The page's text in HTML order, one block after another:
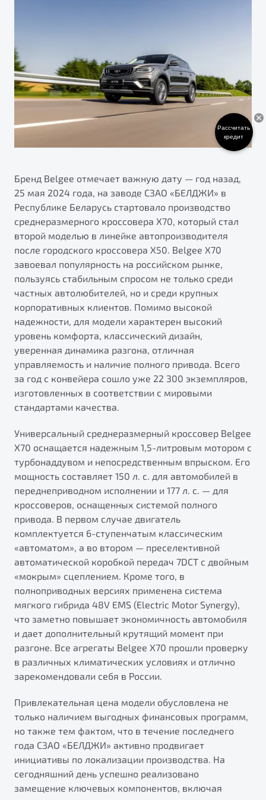
от 2 219 990 ₽*
Обзор В наличии
S50
Элегантный и практичный седан
от 1 699 990 ₽*
Обзор В наличии
X70
Универсальный кроссовер
от 2 499 990 ₽*
Обзор В наличии
Страхование
Расчет КАСКО
Узнайте о специальных выгодах при покупке
автомобиля Belgee
Подробно
Автомобили в наличии
Тест-драйв
Автокредит
Спецпредложения
Belgee Линк
Belgee Клуб
Belgee Плюс
Реферальная программа
Будьте еще более уверены на дорогах с программой
"Помощь на дорогах"
Преимущества программы
Запись на сервис
Калькулятор ТО
Клиентская поддержка
Бренд Belgee отмечает важную дату — год назад,
25 мая 2024 года, на заводе СЗАО «БЕЛДЖИ» в
Республике Беларусь стартовало производство
среднеразмерного кроссовера Х70, который стал
второй моделью в линейке автопроизводителя
после городского кроссовера X50. Belgee X70
завоевал популярность на российском рынке,
пользуясь стабильным спросом не только среди
частных автолюбителей, но и среди крупных
корпоративных клиентов. Помимо высокой
надежности, для модели характерен высокий
уровень комфорта, классический дизайн,
уверенная динамика разгона, отличная
управляемость и наличие полного привода. Всего
за год с конвейера сошло уже 22 300 экземпляров,
изготовленных в соответствии с мировыми
стандартами качества.
Универсальный среднеразмерный кроссовер Belgee
X70 оснащается надежным 1,5-литровым мотором с
турбонаддувом и непосредственным впрыском. Его
мощность составляет 150 л. с. для автомобилей в
переднеприводном исполнении и 177 л. с. — для
кроссоверов, оснащенных системой полного
привода. В первом случае двигатель
комплектуется 6-ступенчатым классическим
«автоматом», а во втором — преселективной
автоматической коробкой передач 7DCT с двойным
«мокрым» сцеплением. Кроме того, в
полноприводных версиях применена система
мягкого гибрида 48V EMS (Electric Motor Synergy),
что заметно повышает экономичность автомобиля
и дает дополнительный крутящий момент при
разгоне. Все агрегаты Belgee X70 прошли проверку
в различных климатических условиях и отлично
зарекомендовали себя в России.
Привлекательная цена модели обусловлена не
только наличием выгодных финансовых программ,
но также тем фактом, что в течение последнего
года СЗАО «БЕЛДЖИ» активно продвигает
инициативы по локализации производства. На
сегодняшний день успешно реализовано
замещение ключевых компонентов, включая
Рассчитать
кредит